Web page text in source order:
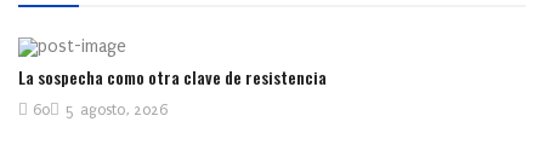
La sospecha como otra clave de resistencia
5 agosto, 2026
60